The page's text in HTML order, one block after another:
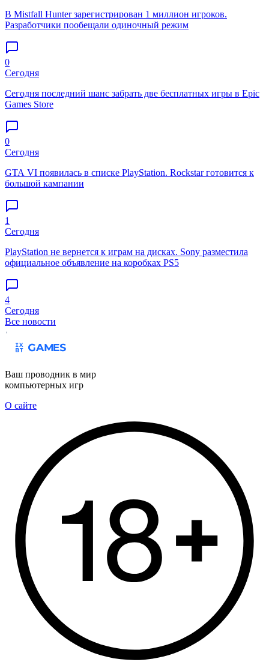
В Mistfall Hunter зарегистрирован 1 миллион игроков.
Разработчики пообещали одиночный режим
0
Сегодня
Сегодня последний шанс забрать две бесплатных игры в Epic
Games Store
0
Сегодня
GTA VI появилась в списке PlayStation. Rockstar готовится к
большой кампании
1
Сегодня
PlayStation не вернется к играм на дисках. Sony разместила
официальное объявление на коробках PS5
4
Сегодня
Все новости
Ваш проводник в мир
компьютерных игр
О сайте